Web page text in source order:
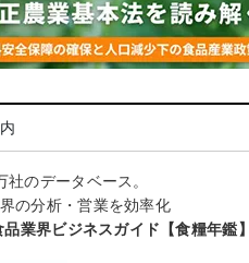
社のデータベース。
の分析・営業を効率化
業界ビジネスガイド【食糧年鑑】